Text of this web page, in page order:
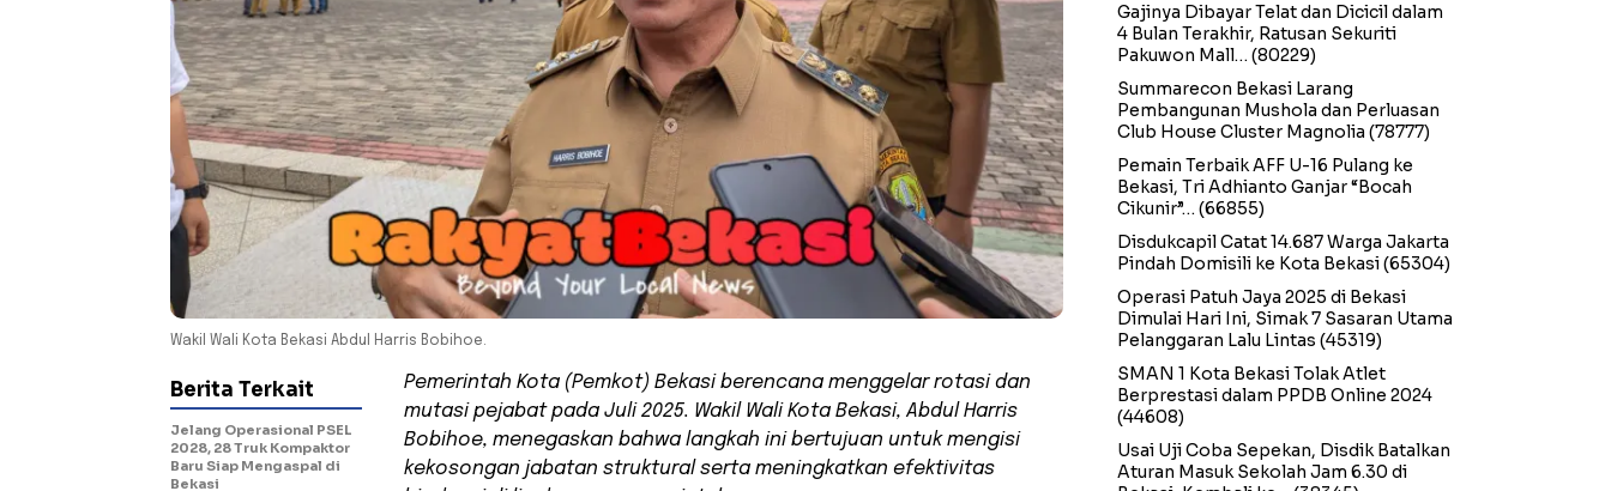
Wakil Wali Kota Bekasi Abdul Harris Bobihoe.
Pemerintah Kota (Pemkot) Bekasi berencana menggelar rotasi dan
mutasi pejabat pada Juli 2025. Wakil Wali Kota Bekasi, Abdul Harris
Bobihoe, menegaskan bahwa langkah ini bertujuan untuk mengisi
kekosongan jabatan struktural serta meningkatkan efektivitas
Berita Terkait
Jelang Operasional PSEL
2028, 28 Truk Kompaktor
Baru Siap Mengaspal di
Bekasi
Gajinya Dibayar Telat dan Dicicil dalam
4 Bulan Terakhir, Ratusan Sekuriti
Pakuwon Mall… (80229)
Summarecon Bekasi Larang
Pembangunan Mushola dan Perluasan
Club House Cluster Magnolia (78777)
Pemain Terbaik AFF U-16 Pulang ke
Bekasi, Tri Adhianto Ganjar “Bocah
Cikunir”… (66855)
Disdukcapil Catat 14.687 Warga Jakarta
Pindah Domisili ke Kota Bekasi(65304)
Operasi Patuh Jaya 2025 di Bekasi
Dimulai Hari Ini, Simak 7 Sasaran Utama
Pelanggaran Lalu Lintas (45319)
SMAN 1 Kota Bekasi Tolak Atlet
Berprestasi dalam PPDB Online 2024
(44608)
Usai Uji Coba Sepekan, Disdik Batalkan
Aturan Masuk Sekolah Jam 6.30 di